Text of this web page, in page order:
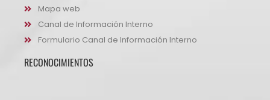
Mapa web
Canal de Información Interno
Formulario Canal de Información Interno
RECONOCIMIENTOS